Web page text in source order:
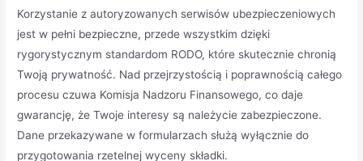
Korzystanie z autoryzowanych serwisów ubezpieczeniowych
jest w pełni bezpieczne, przede wszystkim dzięki
rygorystycznym standardom RODO, które skutecznie chronią
Twoją prywatność. Nad przejrzystością i poprawnością całego
procesu czuwa Komisja Nadzoru Finansowego, co daje
gwarancję, że Twoje interesy są należycie zabezpieczone.
Dane przekazywane w formularzach służą wyłącznie do
przygotowania rzetelnej wyceny składki.